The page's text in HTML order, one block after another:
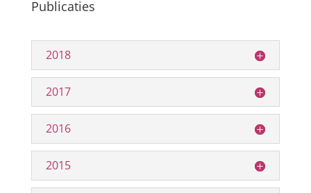
Publicaties
2018
2017
2016
2015